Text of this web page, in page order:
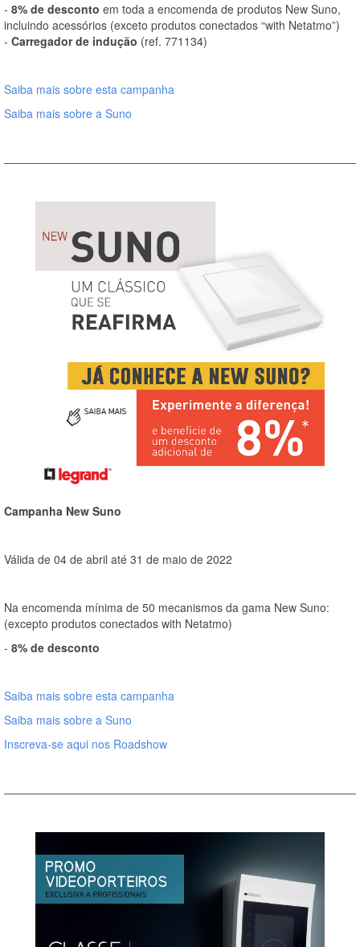
- 8% de desconto em toda a encomenda de produtos New Suno,
incluindo acessórios (exceto produtos conectados “with Netatmo”)
- Carregador de indução (ref. 771134)
Saiba mais sobre esta campanha
Saiba mais sobre a Suno
Campanha New Suno
Válida de 04 de abril até 31 de maio de 2022
Na encomenda mínima de 50 mecanismos da gama New Suno:
(excepto produtos conectados with Netatmo)
- 8% de desconto
Saiba mais sobre esta campanha
Saiba mais sobre a Suno
Inscreva-se aqui nos Roadshow